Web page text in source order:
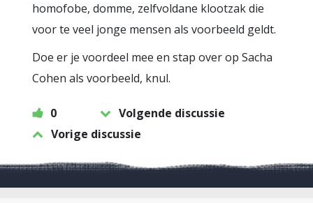
homofobe, domme, zelfvoldane klootzak die
voor te veel jonge mensen als voorbeeld geldt.
Doe er je voordeel mee en stap over op Sacha
Cohen als voorbeeld, knul.
0
Volgende discussie
Vorige discussie